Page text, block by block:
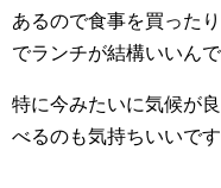
あるので食事を買った
でランチが結構いいんで
特に今みたいに気候が
べるのも気持ちいいです